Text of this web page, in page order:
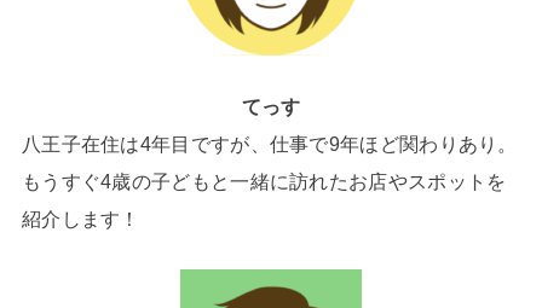
てっす
八王子在住は4年目ですが、仕事で9年ほど関わりあり。
もうすぐ4歳の子どもと一緒に訪れたお店やスポットを
紹介します！